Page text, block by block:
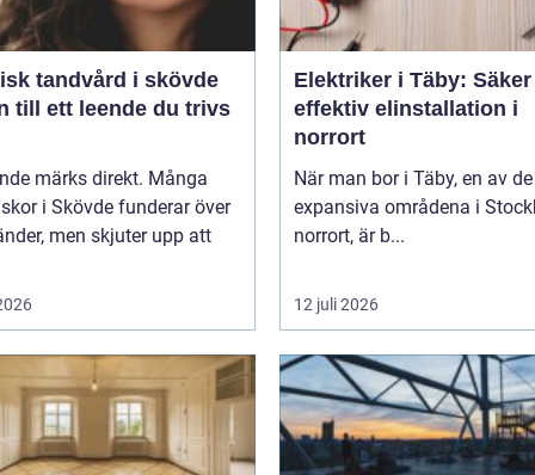
tandvård i skövde
till ett leende du trivs
märks direkt. Många
i Skövde funderar över
men skjuter upp att
Elektriker i Täby:
effektiv elinstallation i
norrort
När man bor i Täby, en av
expansiva områdena i
norrort, är b...
12 juli 2026